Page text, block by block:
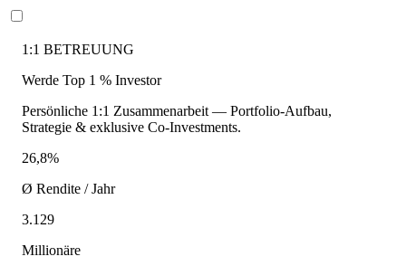
1:1 BETREUUNG
Werde Top 1 % Investor
Persönliche 1:1 Zusammenarbeit — Portfolio-Aufbau,
Strategie & exklusive Co-Investments.
26,8%
Ø Rendite / Jahr
3.129
Millionäre